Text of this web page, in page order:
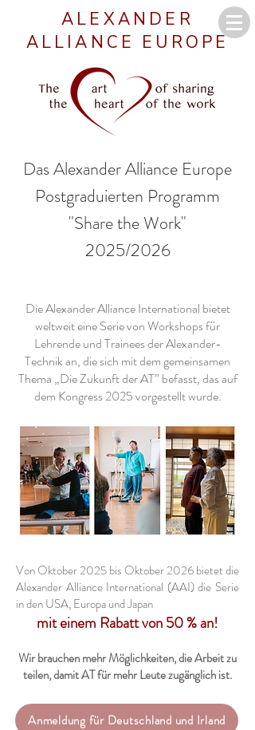
ALEXANDER
ALLIANCE EUROPE
DasAlexander Alliance Europe
Postgraduierten Programm
"Share the Work"
2025/2026
Die Alexander Alliance International bietet
weltweit eine Serie von Workshops für
Lehrende und Trainees der Alexander-
Technik an, die sich mit dem gemeinsamen
Thema „Die Zukunft der AT” befasst, das auf
dem Kongress 2025 vorgestellt wurde.
Von Oktober 2025 bis Oktober 2026 bietet die
Alexander Alliance International (AAI) die Serie
in den USA, Europa und Japan
mit einem Rabatt von 50 % an!
Wir brauchen mehr Möglichkeiten, die Arbeit zu
teilen, damit AT für mehr Leute zugänglich ist.
Anmeldung für Deutschland und Irland